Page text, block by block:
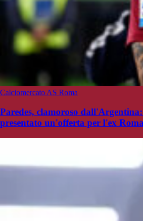
Calciomercato AS Roma
Paredes, clamoroso
presentato un'offerta per l'ex Roma